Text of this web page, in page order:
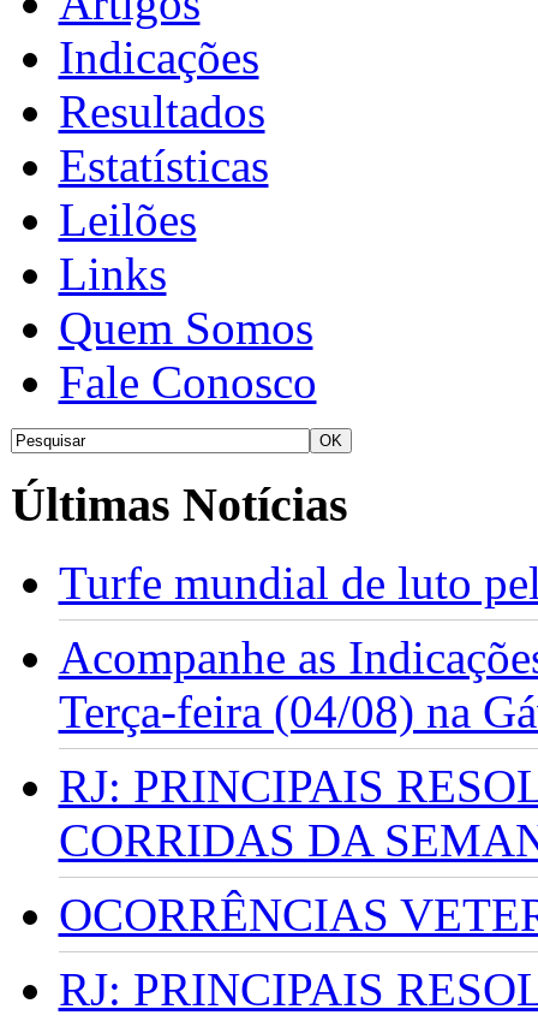
Indicações
Resultados
Estatísticas
Leilões
Links
Quem Somos
Fale Conosco
Últimas Notícias
Turfe mundial de luto
Acompanhe as
Terça-feira (04/08) na
RJ: PRINCIPAIS
CORRIDAS DA
OCORRÊNCIAS
RJ: PRINCIPAIS